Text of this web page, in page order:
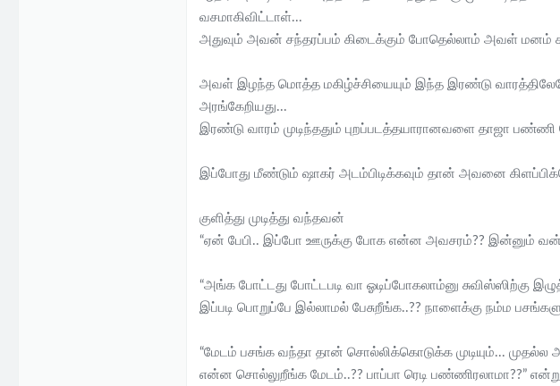
வசமாகிவிட்டாள்...
அதுவும் அவன் சந்தரப்பம் கிடைக்கும் போதெல்லாம் அவள் மனம்
அவள் இழந்த மொத்த மகிழ்ச்சியையும் இந்த இரண்டு
அரங்கேறியது...
இரண்டு வாரம் முடிந்ததும் புறப்படத்தயாரானவளை தாஜா பண்ணி
இப்போது மீண்டும் ஷாகர் அடம்பிடிக்கவும் தான் அவனை
குளித்து முடித்து வந்தவன்
“ஏன் பேபி.. இப்போ ஊருக்கு போக என்ன அவசரம்?? இன்னும்
“அங்க போட்டது போட்டபடி வா ஓடிப்போகலாம்னு சுவிஸ்ஸிற்கு
இப்படி பொறுப்பே இல்லாமல் பேசுறீங்க..?? நாளைக்கு நம்ம
“மேடம் பசங்க வந்தா தான் சொல்லிக்கொடுக்க முடியும்...
என்ன சொல்லுறீங்க மேடம்..?? பாப்பா ரெடி பண்ணிரலாமா??”